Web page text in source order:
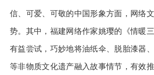
信、可爱、可敬的中国形象方面，网络
势。其中，福建网络作家姚璎的《情暖
有益尝试，巧妙地将油纸伞、脱胎漆器
等非物质文化遗产融入故事情节，有效